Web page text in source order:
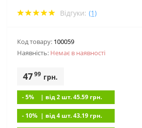
Відгуки: (1)
Код товару: 100059
Наявність: Немає в наявностi
4799 грн.
- 5% | вiд 2 шт. 45.59 грн.
- 10% | вiд 4 шт. 43.19 грн.